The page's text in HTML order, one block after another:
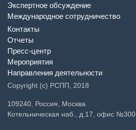
Экспертное обсуждение
Международное сотрудничество
Контакты
Отчеты
Пресс-центр
Мероприятия
Направления деятельности
Copyright (c) РСПП, 2018
109240, Россия, Москва
Котельническая наб., д.17, офис №300